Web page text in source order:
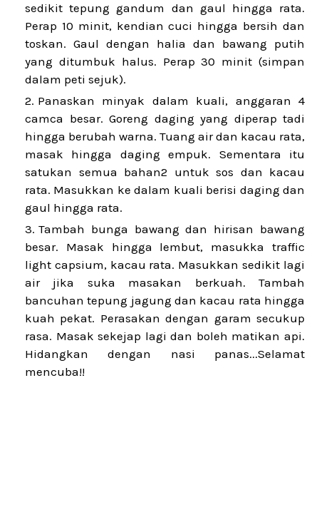
sedikit tepung gandum dan gaul hingga rata.
Perap 10 minit, kendian cuci hingga bersih dan
toskan. Gaul dengan halia dan bawang putih
yang ditumbuk halus. Perap 30 minit (simpan
dalam peti sejuk).
Panaskan minyak dalam kuali, anggaran 4
camca besar. Goreng daging yang diperap tadi
hingga berubah warna. Tuang air dan kacau rata,
masak hingga daging empuk. Sementara itu
satukan semua bahan2 untuk sos dan kacau
rata. Masukkan ke dalam kuali berisi daging dan
gaul hingga rata.
Tambah bunga bawang dan hirisan bawang
besar. Masak hingga lembut, masukka traffic
light capsium, kacau rata. Masukkan sedikit lagi
air jika suka masakan berkuah. Tambah
bancuhan tepung jagung dan kacau rata hingga
kuah pekat. Perasakan dengan garam secukup
rasa. Masak sekejap lagi dan boleh matikan api.
Hidangkan dengan nasi panas...Selamat
mencuba!!